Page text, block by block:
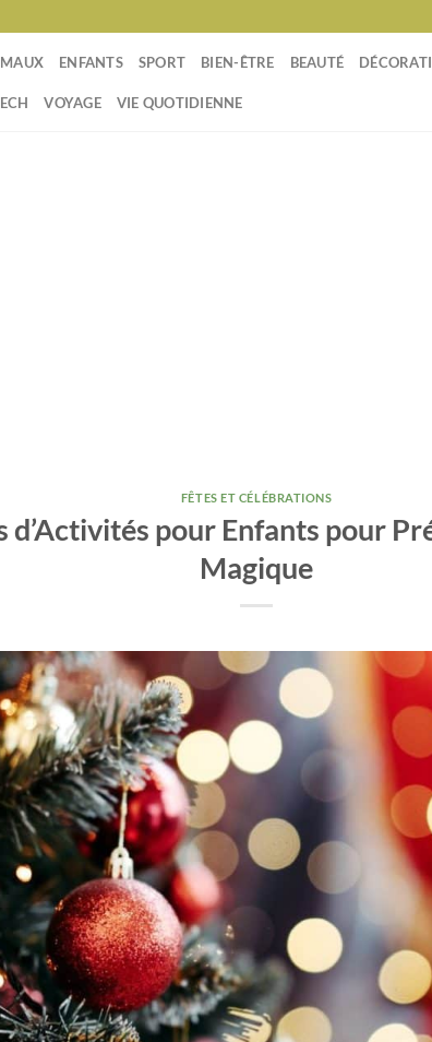
ENFANTS SPORT BIEN-ÊTRE BEAUTÉ
VOYAGE VIE QUOTIDIENNE
FÊTES ET CÉLÉBRATIONS
d’Activités pour Enfants pour
Magique